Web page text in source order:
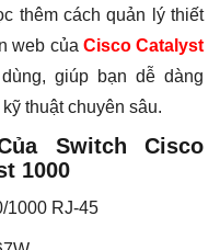
thêm cách quản lý thiết
web của Cisco Catalyst
giúp bạn dễ dàng
thuật chuyên sâu.
Switch Cisco
1000
1000 RJ-45